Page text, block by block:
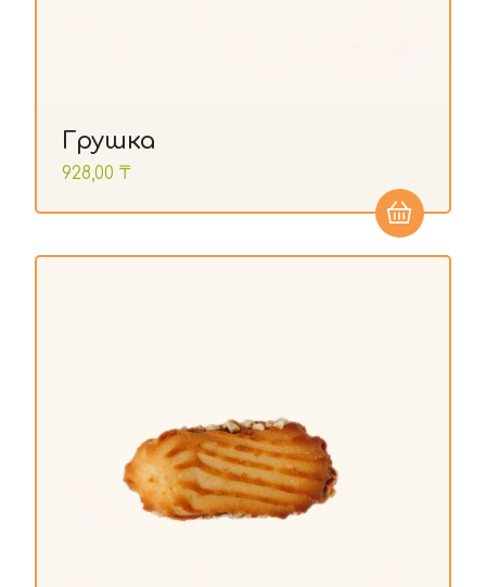
Грушка
928,00₸